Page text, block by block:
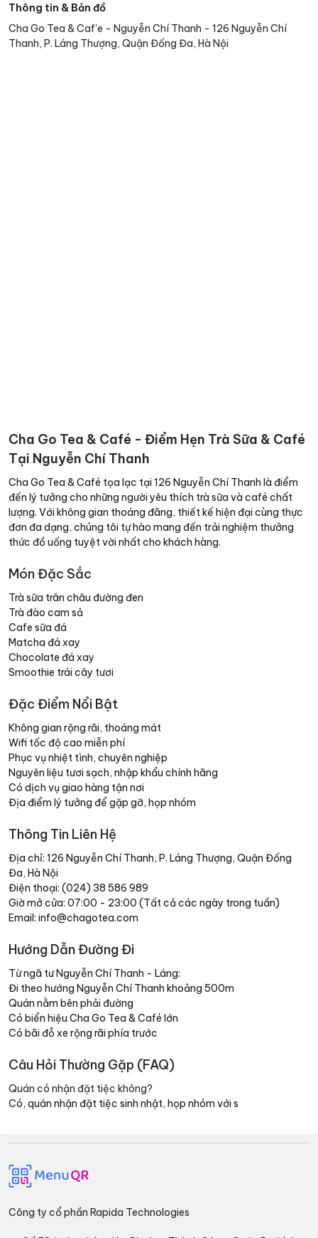
Thông tin & Bản đồ
Cha Go Tea & Caf'e - Nguyễn Chí Thanh - 126 Nguyễn Chí
Thanh, P. Láng Thượng, Quận Đống Đa, Hà Nội
Cha Go Tea & Café - Điểm Hẹn Trà Sữa & Café
Tại Nguyễn Chí Thanh
Cha Go Tea & Café tọa lạc tại 126 Nguyễn Chí Thanh là điểm
đến lý tưởng cho những người yêu thích trà sữa và café chất
lượng. Với không gian thoáng đãng, thiết kế hiện đại cùng thực
đơn đa dạng, chúng tôi tự hào mang đến trải nghiệm thưởng
thức đồ uống tuyệt vời nhất cho khách hàng.
Món Đặc Sắc
Trà sữa trân châu đường đen
Trà đào cam sả
Cafe sữa đá
Matcha đá xay
Chocolate đá xay
Smoothie trái cây tươi
Đặc Điểm Nổi Bật
Không gian rộng rãi, thoáng mát
Wifi tốc độ cao miễn phí
Phục vụ nhiệt tình, chuyên nghiệp
Nguyên liệu tươi sạch, nhập khẩu chính hãng
Có dịch vụ giao hàng tận nơi
Địa điểm lý tưởng để gặp gỡ, họp nhóm
Thông Tin Liên Hệ
Địa chỉ: 126 Nguyễn Chí Thanh, P. Láng Thượng, Quận Đống
Đa, Hà Nội
Điện thoại: (024) 38 586 989
Giờ mở cửa: 07:00 - 23:00 (Tất cả các ngày trong tuần)
Email: info@chagotea.com
Hướng Dẫn Đường Đi
Từ ngã tư Nguyễn Chí Thanh - Láng:
Đi theo hướng Nguyễn Chí Thanh khoảng 500m
Quán nằm bên phải đường
Có biển hiệu Cha Go Tea & Café lớn
Có bãi đỗ xe rộng rãi phía trước
Câu Hỏi Thường Gặp (FAQ)
Quán có nhận đặt tiệc không?
Có, quán nhận đặt tiệc sinh nhật, họp nhóm với s
Công ty cổ phần Rapida Technologies